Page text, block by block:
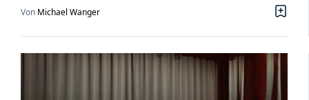
Von Michael Wanger